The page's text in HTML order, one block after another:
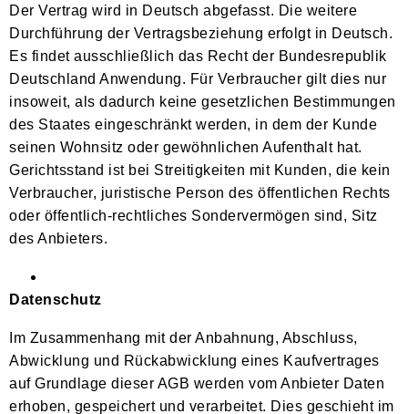
Der Vertrag wird in Deutsch abgefasst. Die weitere
Durchführung der Vertragsbeziehung erfolgt in Deutsch.
Es findet ausschließlich das Recht der Bundesrepublik
Deutschland Anwendung. Für Verbraucher gilt dies nur
insoweit, als dadurch keine gesetzlichen Bestimmungen
des Staates eingeschränkt werden, in dem der Kunde
seinen Wohnsitz oder gewöhnlichen Aufenthalt hat.
Gerichtsstand ist bei Streitigkeiten mit Kunden, die kein
Verbraucher, juristische Person des öffentlichen Rechts
oder öffentlich-rechtliches Sondervermögen sind, Sitz
des Anbieters.
Datenschutz
Im Zusammenhang mit der Anbahnung, Abschluss,
Abwicklung und Rückabwicklung eines Kaufvertrages
auf Grundlage dieser AGB werden vom Anbieter Daten
erhoben, gespeichert und verarbeitet. Dies geschieht im